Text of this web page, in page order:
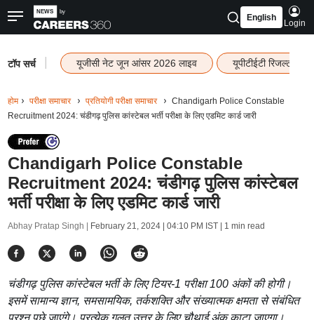
English
Login
टॉप सर्च यूजीसी नेट जून आंसर 2026 लाइव यूपीटीईटी रिजल्ट
होम परीक्षा समाचार प्रतियोगी परीक्षा समाचार
Chandigarh Police Constable
Recruitment 2024: चंडीगढ़ पुलिस कांस्टेबल भर्ती परीक्षा के लिए एडमिट कार्ड जारी
Chandigarh Police Constable
Recruitment 2024: चंडीगढ़ पुलिस कांस्टेबल
भर्ती परीक्षा के लिए एडमिट कार्ड जारी
Abhay Pratap Singh | February 21, 2024 | 04:10 PM IST| 1 min read
चंडीगढ़ पुलिस कांस्टेबल भर्ती के लिए टियर-1 परीक्षा 100 अंकों की होगी।
इसमें सामान्य ज्ञान, समसामयिक, तर्कशक्ति और संख्यात्मक क्षमता से संबंधित
प्रश्न पूछे जाएंगे। प्रत्येक गलत उत्तर के लिए चौथाई अंक काटा जाएगा।